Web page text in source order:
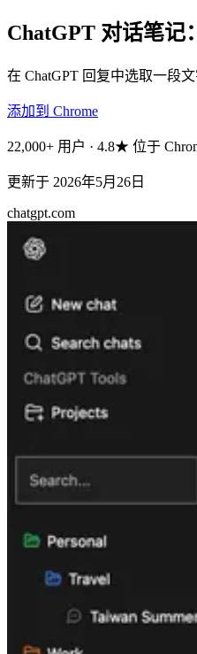
ChatGPT 对话笔记
在 ChatGPT 回复中选取一段
添加到 Chrome
22,000+ 用户 · 4.8★ 位于
更新于 2026年5月26日
chatgpt.com